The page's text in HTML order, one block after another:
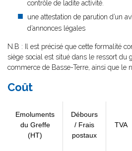
contrôle de ladite activité.
une attestation de parution d’un
d’annonces légales
N.B : Il est précisé que cette formalité
siège social est situé dans le ressort du
commerce de Basse-Terre, ainsi que le
Coût
Emoluments
du Greffe
(HT)
Débours
/ Frais
postaux
TVA